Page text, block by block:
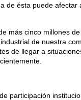
de ésta puede afectar
más cinco millones de
de nuestra
de llegar a
participación